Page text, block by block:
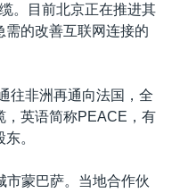
。目前北京正在推进其
需的改善互联网连接的
往非洲再通向法国，全
，英语简称PEACE，有
。
市蒙巴萨。当地合作伙